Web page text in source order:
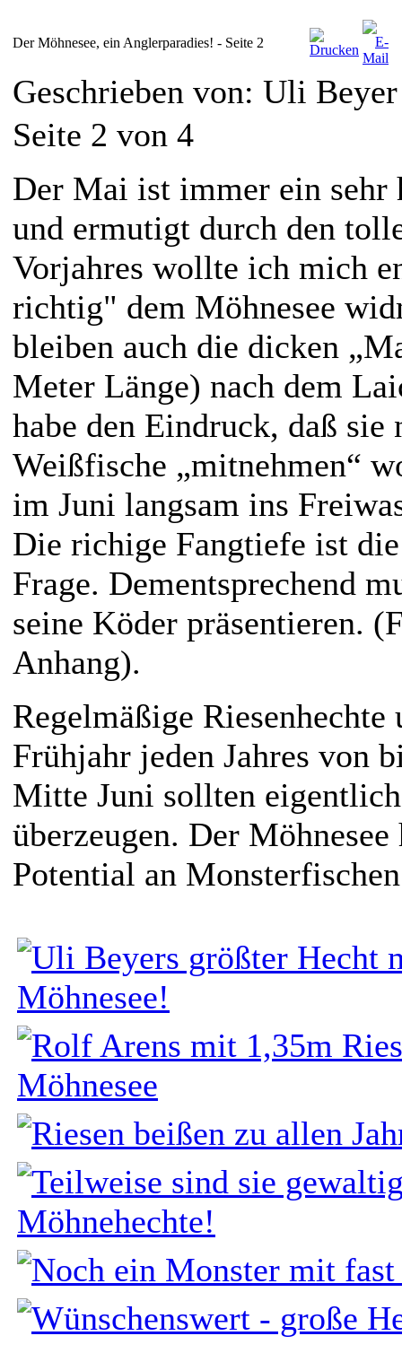
Der Möhnesee, ein Anglerparadies! - Seite 2
Geschrieben von: Uli
Seite 2 von 4
Der Mai ist immer ein sehr
und ermutigt durch den
Vorjahres wollte ich mich
richtig" dem Möhnesee
bleiben auch die dicken
Meter Länge) nach dem
habe den Eindruck, daß sie
Weißfische „mitnehmen“
im Juni langsam ins
Die richige Fangtiefe ist
Frage. Dementsprechend
seine Köder präsentieren.
Anhang).
Regelmäßige Riesenhechte
Frühjahr jeden Jahres von
Mitte Juni sollten
überzeugen. Der
Potential an